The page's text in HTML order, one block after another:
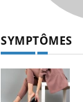
SYMPTÔMES